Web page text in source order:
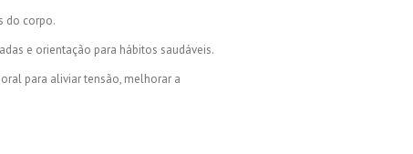
do corpo.
e orientação para hábitos saudáveis.
para aliviar tensão, melhorar a